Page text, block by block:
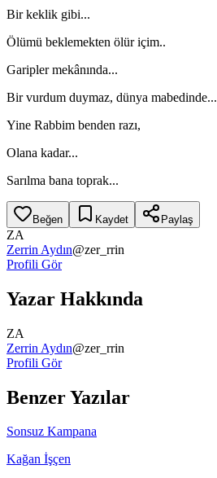
Bir keklik gibi...
Ölümü beklemekten ölür içim..
Garipler mekânında...
Bir vurdum duymaz, dünya mabedinde...
Yine Rabbim benden razı,
Olana kadar...
Sarılma bana toprak...
Beğen Kaydet Paylaş
ZA
Zerrin Aydın@zer_rrin
Profili Gör
Yazar Hakkında
ZA
Zerrin Aydın@zer_rrin
Profili Gör
Benzer Yazılar
Sonsuz Kampana
Kağan İşçen